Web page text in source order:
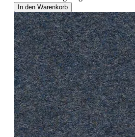
In den Warenkorb